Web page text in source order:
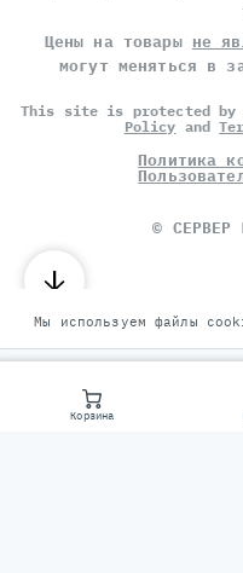
Корзина
Цены на товары не
могут меняться в
This site is protected by
Policy and
Политика
© СЕРВЕР
Мы используем файлы